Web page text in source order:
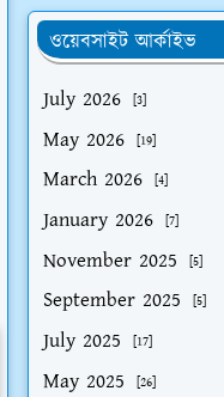
ওয়েবসাইট আর্কাইভ
July 2026
[3]
May 2026 [19]
March 2026 [4]
January 2026 [7]
November 2025 [5]
September 2025 [5]
July 2025 [17]
May 2025 [26]